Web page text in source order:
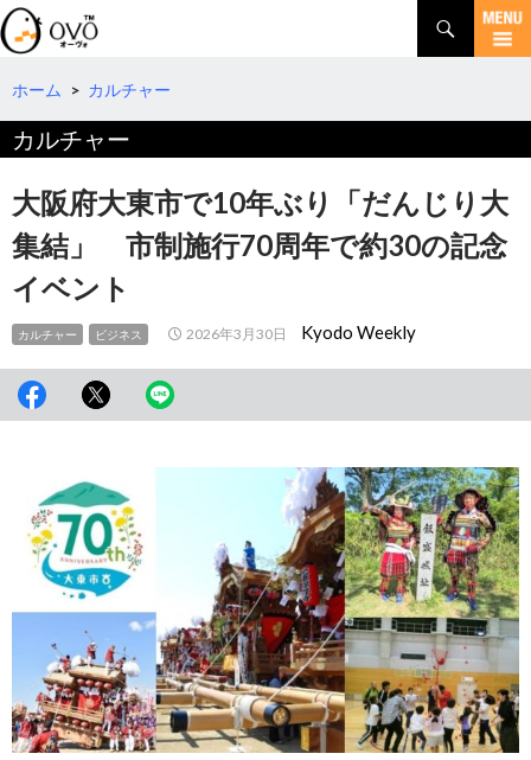
検
索
コ
テ
ツ
へ
動
ホーム > カルチャー
カルチャー
大阪府大東市で10年ぶり「だんじり大
集結」 市制施行70周年で約30の記念
イベント
カルチャー ビジネス 2026年3月30日 Kyodo Weekly